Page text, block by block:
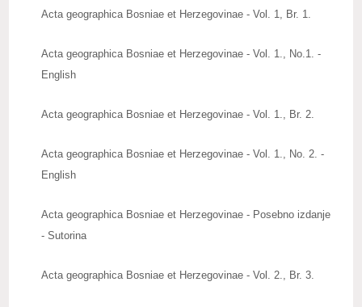
AKTIVNOSTI
Studenti pišu
IZDAVAŠTVO
Upute autorima radova
Zbornici radova
Acta geographica Bosniae et Herzegovinae - Vol. 1, Br. 1.
Acta geographica Bosniae et Herzegovinae - Vol. 1., No.1. -
English
Acta geographica Bosniae et Herzegovinae - Vol. 1., Br. 2.
Acta geographica Bosniae et Herzegovinae - Vol. 1., No. 2. -
English
Acta geographica Bosniae et Herzegovinae - Posebno izdanje
- Sutorina
Acta geographica Bosniae et Herzegovinae - Vol. 2., Br. 3.